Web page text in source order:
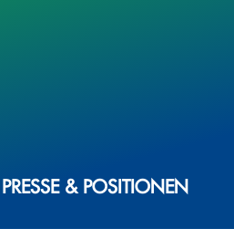
PRESSE & POSITIONEN